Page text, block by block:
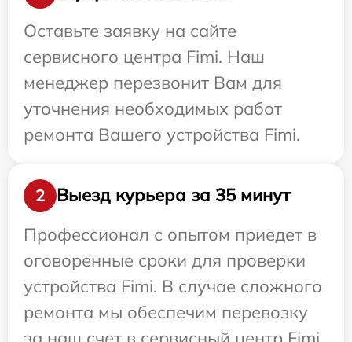
Оставьте заявку на сайте
сервисного центра Fimi. Наш
менеджер перезвонит Вам для
уточнения необходимых работ
ремонта Вашего устройства Fimi.
2
Выезд курьера за 35 минут
Профессионал с опытом приедет в
оговоренные сроки для проверки
устройства Fimi. В случае сложного
ремонта мы обеспечим перевозку